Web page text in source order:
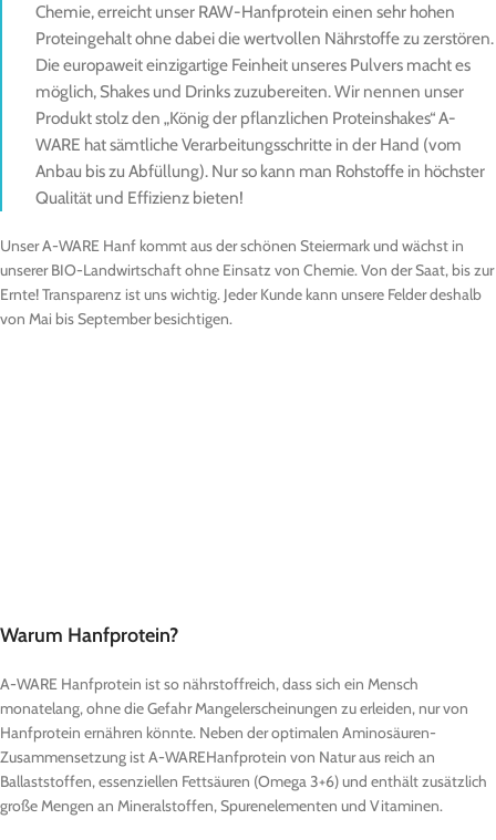
Chemie, erreicht unser RAW-Hanfprotein einen sehr hohen
Proteingehalt ohne dabei die wertvollen Nährstoffe zu zerstören.
Die europaweit einzigartige Feinheit unseres Pulvers macht es
möglich, Shakes und Drinks zuzubereiten. Wir nennen unser
Produkt stolz den „König der pflanzlichen Proteinshakes“ A-
WARE hat sämtliche Verarbeitungsschritte in der Hand (vom
Anbau bis zu Abfüllung). Nur so kann man Rohstoffe in höchster
Qualität und Effizienz bieten!
Unser A-WARE Hanf kommt aus der schönen Steiermark und wächst in
unserer BIO-Landwirtschaft ohne Einsatz von Chemie. Von der Saat, bis zur
Ernte! Transparenz ist uns wichtig. Jeder Kunde kann unsere Felder deshalb
von Mai bis September besichtigen.
Warum Hanfprotein?
A-WARE Hanfprotein ist so nährstoffreich, dass sich ein Mensch
monatelang, ohne die Gefahr Mangelerscheinungen zu erleiden, nur von
Hanfprotein ernähren könnte. Neben der optimalen Aminosäuren-
Zusammensetzung istA-WAREHanfprotein von Natur aus reich an
Ballaststoffen, essenziellen Fettsäuren (Omega 3+6) und enthält zusätzlich
große Mengen an Mineralstoffen, Spurenelementen und Vitaminen.